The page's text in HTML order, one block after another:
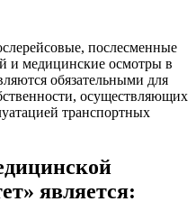
послесменные
и медицинские осмотры в
обязательными для
осуществляющих
транспортных
является: